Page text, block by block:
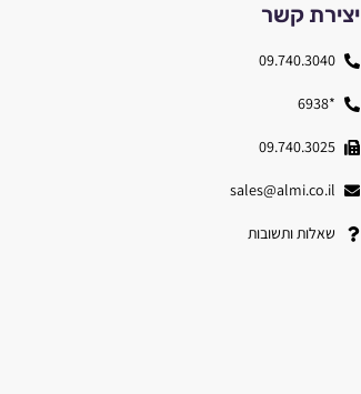
יצירת קשר
09.740.3040
*6938
09.740.3025
sales@almi.co.il
שאלות ותשובות